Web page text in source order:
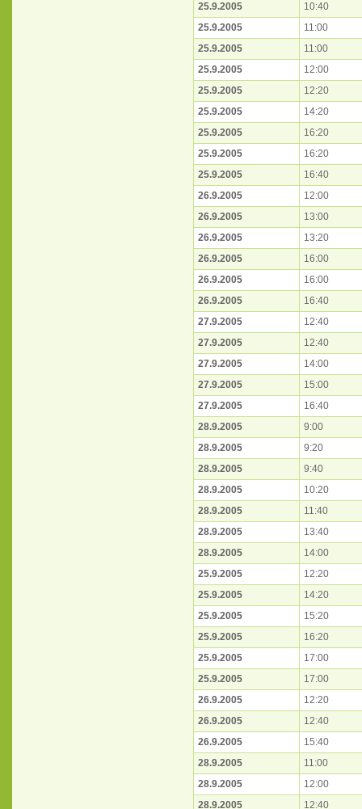
25.9.2005
10:40
25.9.2005
11:00
25.9.2005
11:00
25.9.2005
12:00
25.9.2005
12:20
25.9.2005
14:20
25.9.2005
16:20
25.9.2005
16:20
25.9.2005
16:40
26.9.2005
12:00
26.9.2005
13:00
26.9.2005
13:20
26.9.2005
16:00
26.9.2005
16:00
26.9.2005
16:40
27.9.2005
12:40
27.9.2005
12:40
27.9.2005
14:00
27.9.2005
15:00
27.9.2005
16:40
28.9.2005
9:00
28.9.2005
9:20
28.9.2005
9:40
28.9.2005
10:20
28.9.2005
11:40
28.9.2005
13:40
28.9.2005
14:00
25.9.2005
12:20
25.9.2005
14:20
25.9.2005
15:20
25.9.2005
16:20
25.9.2005
17:00
25.9.2005
17:00
26.9.2005
12:20
26.9.2005
12:40
26.9.2005
15:40
28.9.2005
11:00
28.9.2005
12:00
28.9.2005
12:40